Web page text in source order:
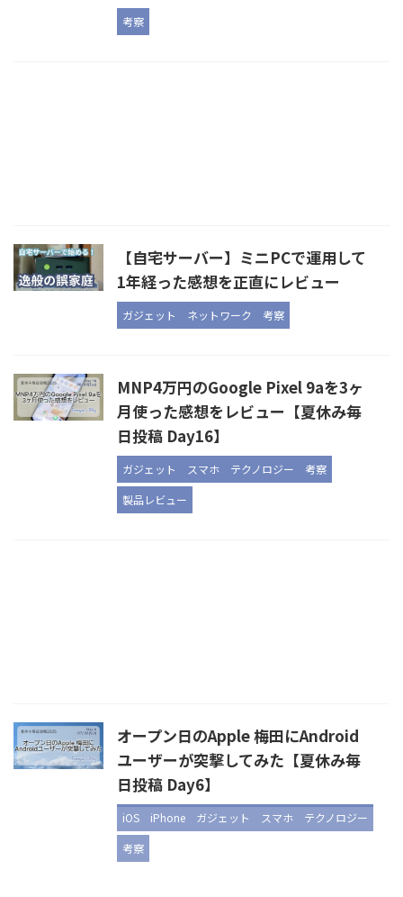
考察
【自宅サーバー】ミニPCで運用して
1年経った感想を正直にレビュー
ガジェット ネットワーク 考察
MNP4万円のGoogle Pixel 9aを3ヶ
月使った感想をレビュー【夏休み毎
日投稿 Day16】
ガジェット スマホ テクノロジー
考察
製品レビュー
オープン日のApple 梅田にAndroid
ユーザーが突撃してみた【夏休み毎
日投稿 Day6】
iOS iPhone ガジェット スマホ
テクノロジー
考察